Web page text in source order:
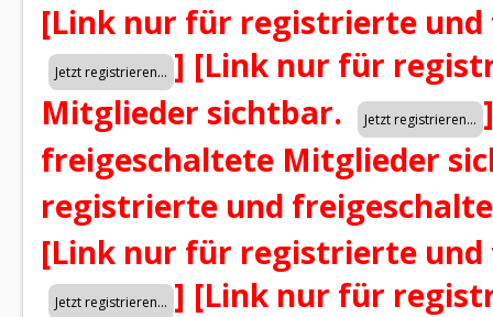
[Link nur für registrierte
] [Link nur für
Mitglieder sichtbar.
]
freigeschaltete Mitglieder
registrierte und
[Link nur für registrierte
] [Link nur für